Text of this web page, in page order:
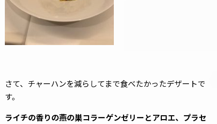
さて、チャーハンを減らしてまで食べたかったデザートで
す。
ライチの香りの燕の巣コラーゲンゼリーとアロエ、プラセ